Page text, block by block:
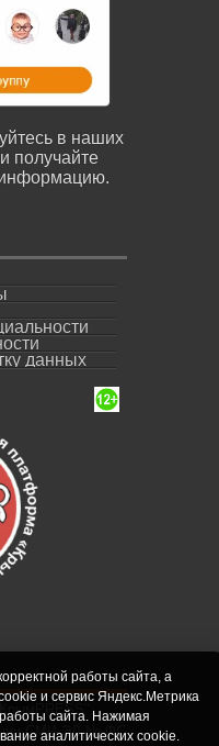
в наших
получайте
данных
СМИ ЭЛ № ФС
работы сайта, а
и сервис Яндекс.Метрика
сайта. Нажимая
аналитических cookie.